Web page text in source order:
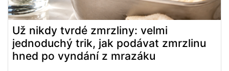
Už nikdy tvrdé zmrzliny: velmi
jednoduchý trik, jak podávat zmrzlinu
hned po vyndání z mrazáku